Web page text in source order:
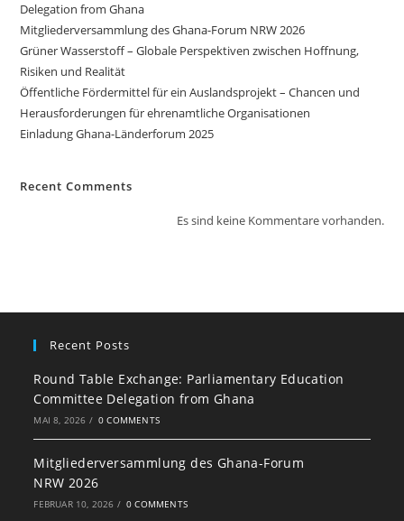
Delegation from Ghana
Mitgliederversammlung des Ghana-Forum NRW 2026
Grüner Wasserstoff – Globale Perspektiven zwischen Hoffnung,
Risiken und Realität
Öffentliche Fördermittel für ein Auslandsprojekt – Chancen und
Herausforderungen für ehrenamtliche Organisationen
Einladung Ghana-Länderforum 2025
Recent Comments
Es sind keine Kommentare vorhanden.
Recent Posts
Round Table Exchange: Parliamentary Education
Committee Delegation from Ghana
MAI 8, 2026 / 0 COMMENTS
Mitgliederversammlung des Ghana-Forum
NRW 2026
FEBRUAR 10, 2026 / 0 COMMENTS